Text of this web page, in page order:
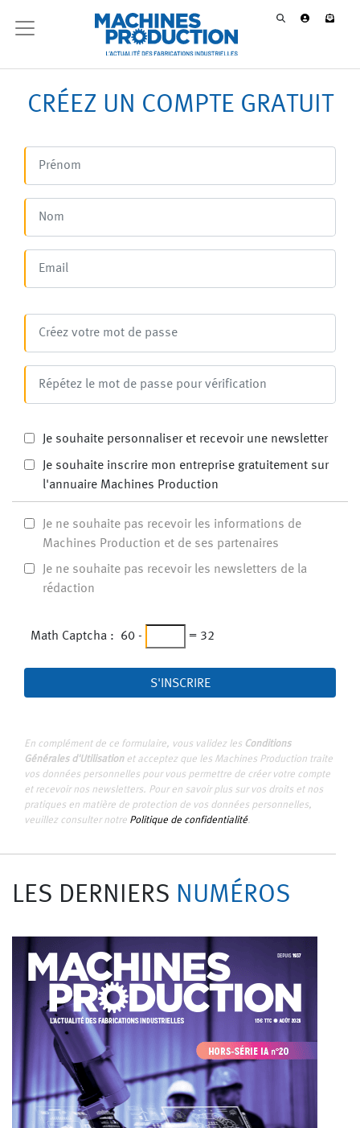
CRÉEZ UN COMPTE GRATUIT
Je souhaite personnaliser et recevoir une newsletter
Je souhaite inscrire mon entreprise gratuitement sur
l'annuaire Machines Production
Je ne souhaite pas recevoir les informations de
Machines Production et de ses partenaires
Je ne souhaite pas recevoir les newsletters de la
rédaction
Math Captcha : 60 - = 32
S'INSCRIRE
En complément de ce formulaire, vous validez les Conditions
Générales d'Utilisationet acceptez que les Machines Production traite
vos données personnelles pour vous permettre de créer votre compte
et recevoir nos newsletters. Pour en savoir plus sur vos droits et nos
pratiques en matière de protection de vos données personnelles,
veuillez consulter notre Politique de confidentialité.
LES DERNIERS NUMÉROS